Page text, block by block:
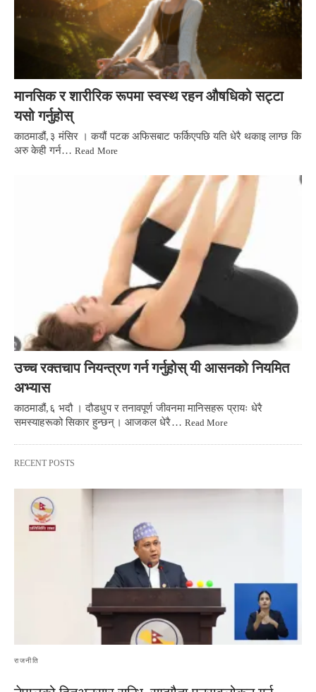
मानसिक र शारीरिक रूपमा स्वस्थ रहन औषधिको सट्टा
यसो गर्नुहोस्
काठमाडौं,३ मंसिर । कयौं पटक अफिसबाट फर्किएपछि यति धेरै थकाइ लाग्छ कि
अरु केही गर्न… Read More
उच्च रक्तचाप नियन्त्रण गर्न गर्नुहोस् यी आसनको नियमित
अभ्यास
काठमाडौं,६ भदौ । दौडधुप र तनावपूर्ण जीवनमा मानिसहरू प्रायः धेरै
समस्याहरूको सिकार हुन्छन्। आजकल धेरै… Read More
RECENT POSTS
राजनीति